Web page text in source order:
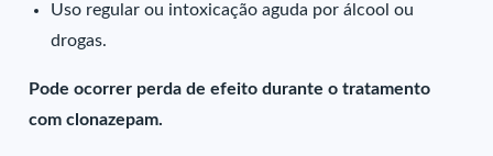
Uso regular ou intoxicação aguda por álcool ou
drogas.
Pode ocorrer perda de efeito durante o tratamento
com clonazepam.